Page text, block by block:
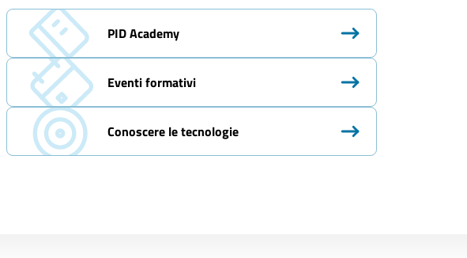
PID Academy
Eventi formativi
Conoscere le tecnologie